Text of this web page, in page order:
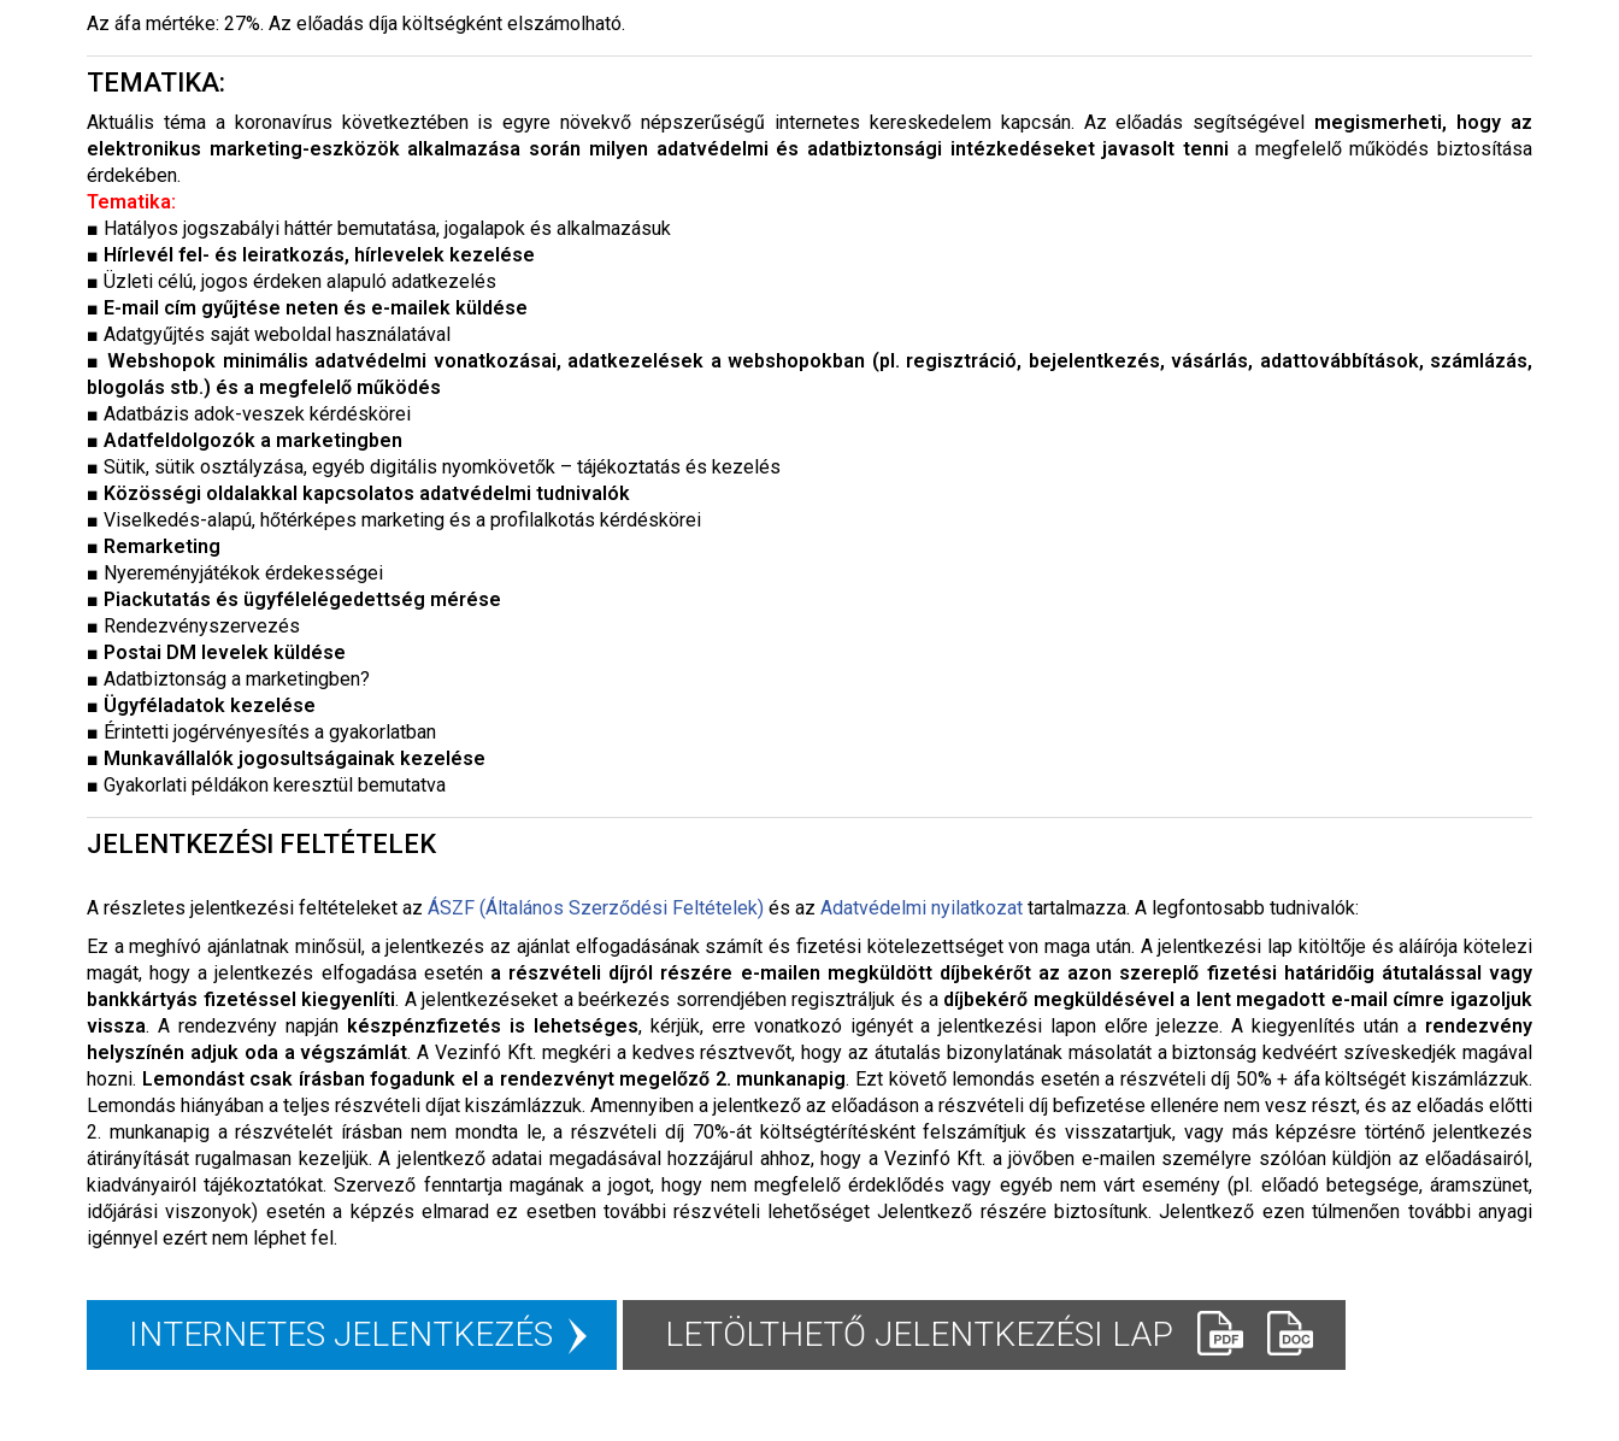
Az áfa mértéke: 27%. Az előadás díja költségként elszámolható.
TEMATIKA:
Aktuális téma a koronavírus következtében is egyre növekvő népszerűségű internetes kereskedelem kapcsán. Az előadás segítségével megismerheti, hogy az
elektronikus marketing-eszközök alkalmazása során milyen adatvédelmi és adatbiztonsági intézkedéseket javasolt tenni a megfelelő működés biztosítása
érdekében.
Tematika:
■ Hatályos jogszabályi háttér bemutatása, jogalapok és alkalmazásuk
■ Hírlevél fel- és leiratkozás, hírlevelek kezelése
■ Üzleti célú, jogos érdeken alapuló adatkezelés
■ E-mail cím gyűjtése neten és e-mailek küldése
■ Adatgyűjtés saját weboldal használatával
■ Webshopok minimális adatvédelmi vonatkozásai, adatkezelések a webshopokban (pl. regisztráció, bejelentkezés, vásárlás, adattovábbítások, számlázás,
blogolás stb.) és a megfelelő működés
■ Adatbázis adok-veszek kérdéskörei
■ Adatfeldolgozók a marketingben
■ Sütik, sütik osztályzása, egyéb digitális nyomkövetők – tájékoztatás és kezelés
■ Közösségi oldalakkal kapcsolatos adatvédelmi tudnivalók
■ Viselkedés-alapú, hőtérképes marketing és a profilalkotás kérdéskörei
■ Remarketing
■ Nyereményjátékok érdekességei
■ Piackutatás és ügyfélelégedettség mérése
■ Rendezvényszervezés
■ Postai DM levelek küldése
■ Adatbiztonság a marketingben?
■ Ügyféladatok kezelése
■ Érintetti jogérvényesítés a gyakorlatban
■ Munkavállalók jogosultságainak kezelése
■ Gyakorlati példákon keresztül bemutatva
JELENTKEZÉSI FELTÉTELEK
A részletes jelentkezési feltételeket az ÁSZF (Általános Szerződési Feltételek) és az Adatvédelmi nyilatkozat tartalmazza. A legfontosabb tudnivalók:
Ez a meghívó ajánlatnak minősül, a jelentkezés az ajánlat elfogadásának számít és fizetési kötelezettséget von maga után. A jelentkezési lap kitöltője és aláírója kötelezi
magát, hogy a jelentkezés elfogadása esetén a részvételi díjról részére e-mailen megküldött díjbekérőt az azon szereplő fizetési határidőig átutalással vagy
bankkártyás fizetéssel kiegyenlíti. A jelentkezéseket a beérkezés sorrendjében regisztráljuk és a díjbekérő megküldésével a lent megadott e-mail címre igazoljuk
vissza. A rendezvény napján készpénzfizetés is lehetséges, kérjük, erre vonatkozó igényét a jelentkezési lapon előre jelezze. A kiegyenlítés után a rendezvény
helyszínén adjuk oda a végszámlát. A Vezinfó Kft. megkéri a kedves résztvevőt, hogy az átutalás bizonylatának másolatát a biztonság kedvéért szíveskedjék magával
hozni. Lemondást csak írásban fogadunk el a rendezvényt megelőző 2. munkanapig. Ezt követő lemondás esetén a részvételi díj 50% + áfa költségét kiszámlázzuk.
Lemondás hiányában a teljes részvételi díjat kiszámlázzuk. Amennyiben a jelentkező az előadáson a részvételi díj befizetése ellenére nem vesz részt, és az előadás előtti
2. munkanapig a részvételét írásban nem mondta le, a részvételi díj 70%-át költségtérítésként felszámítjuk és visszatartjuk, vagy más képzésre történő jelentkezés
átirányítását rugalmasan kezeljük. A jelentkező adatai megadásával hozzájárul ahhoz, hogy a Vezinfó Kft. a jövőben e-mailen személyre szólóan küldjön az előadásairól,
kiadványairól tájékoztatókat. Szervező fenntartja magának a jogot, hogy nem megfelelő érdeklődés vagy egyéb nem várt esemény (pl. előadó betegsége, áramszünet,
időjárási viszonyok) esetén a képzés elmarad ez esetben további részvételi lehetőséget Jelentkező részére biztosítunk. Jelentkező ezen túlmenően további anyagi
igénnyel ezért nem léphet fel.
INTERNETES JELENTKEZÉS LETÖLTHETŐ JELENTKEZÉSI LAP